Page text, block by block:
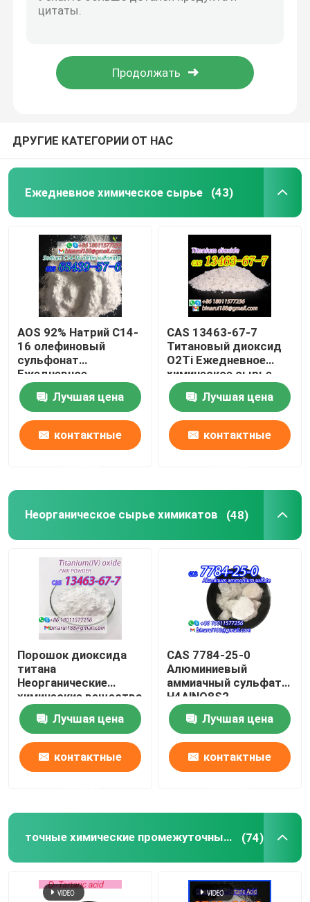
Основные органические химикаты
Химические пищевые добавки
Косметические добавки
Стеклянные лабораторные бутылки
Лабораторные чаши
Лабораторные воронки
Приправляя агенты
ДРУГИЕ КАТЕГОРИИ ОТ НАС
Ежедневное химическое сырье (43)
AOS 92% Натрий C14-
16 олефиновый
сульфонат
Ежедневное
химическое сырье
CAS 68439-57-6
Лучшая цена
контактные
CAS 13463-67-7
Титановый диоксид
O2Ti Ежедневное
химическое сырье
Титановый оксид
белый порошок
Лучшая цена
контактные
Неорганическое сырье химикатов (48)
Порошок диоксида
титана
Неорганические
химические вещества
Сырье O2Ti
Титановый оксид
CAS 13463-67-7
Лучшая цена
контактные
CAS 7784-25-0
Алюминиевый
аммиачный сульфат
H4AlNO8S2
Лучшая цена
контактные
точные химические промежуточные звена (74)